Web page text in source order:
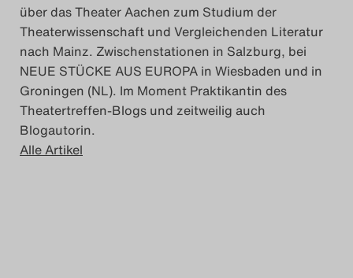
über das Theater Aachen zum Studium der
Theaterwissenschaft und Vergleichenden Literatur
nach Mainz. Zwischenstationen in Salzburg, bei
NEUE STÜCKE AUS EUROPA in Wiesbaden und in
Groningen (NL). Im Moment Praktikantin des
Theatertreffen-Blogs und zeitweilig auch
Blogautorin.
Alle Artikel